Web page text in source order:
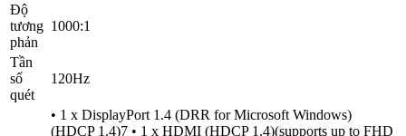
Độ
tương
phản
1000:1
Tần
số
quét
120Hz
• 1 x DisplayPort 1.4 (DRR for Microsoft Windows)
(HDCP 1.4)7 • 1 x HDMI (HDCP 1.4)(supports up to FHD